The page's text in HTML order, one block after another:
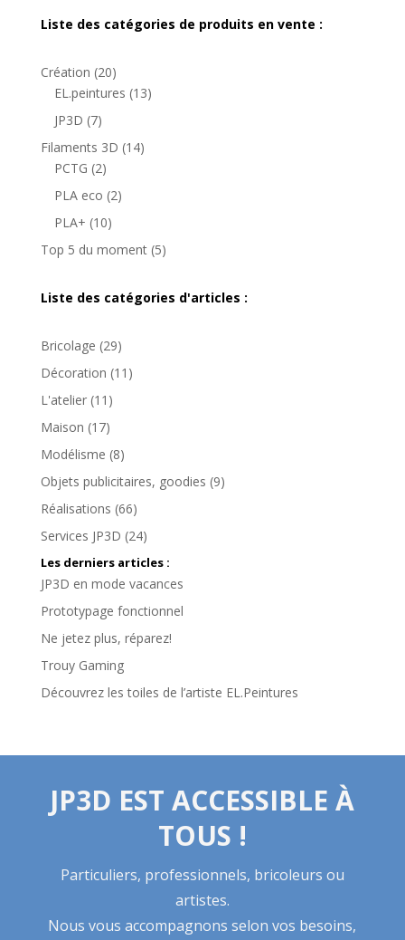
Liste des catégories de produits en vente :
Création 2020
produits
EL.peintures 1313
JP3D 77
produits
Filaments 3D 1414
PCTG 22
produits
PLA eco 22
PLA+ 1010
produits
Top 5 du moment 55
Liste des catégories d'articles :
Bricolage (29)
Décoration (11)
L'atelier(11)
Maison (17)
Modélisme (8)
Objets publicitaires, goodies (9)
Réalisations (66)
Services JP3D (24)
Les derniers articles :
JP3D en mode vacances
Prototypage fonctionnel
Ne jetez plus, réparez!
Trouy Gaming
Découvrez les toiles de l’artiste EL.Peintures
JP3D EST ACCESSIBLE À
TOUS !
Particuliers, professionnels, bricoleurs ou
artistes.
Nous vous accompagnons selon vos besoins,